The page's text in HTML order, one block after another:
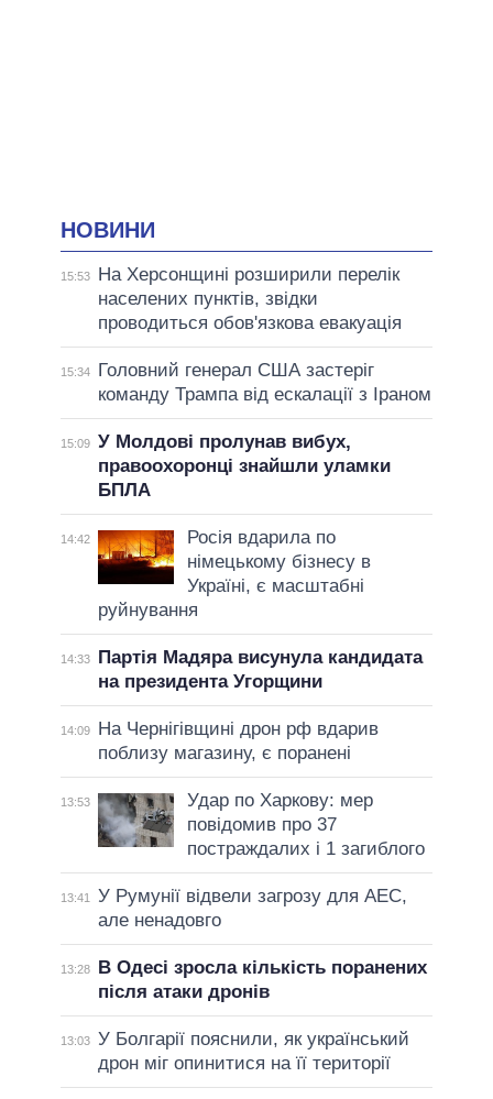
НОВИНИ
15:53
На Херсонщині розширили перелік
населених пунктів, звідки
проводиться обов'язкова евакуація
15:34
Головний генерал США застеріг
команду Трампа від ескалації з Іраном
15:09 У Молдові пролунав вибух,
правоохоронці знайшли уламки
БПЛА
14:42
Росія вдарила по
німецькому бізнесу в
Україні, є масштабні
руйнування
14:33
Партія Мадяра висунула кандидата
на президента Угорщини
14:09
На Чернігівщині дрон рф вдарив
поблизу магазину, є поранені
13:53
Удар по Харкову: мер
повідомив про 37
постраждалих і 1 загиблого
13:41
У Румунії відвели загрозу для АЕС,
але ненадовго
13:28
В Одесі зросла кількість поранених
після атаки дронів
13:03 У Болгарії пояснили, як український
дрон міг опинитися на її території